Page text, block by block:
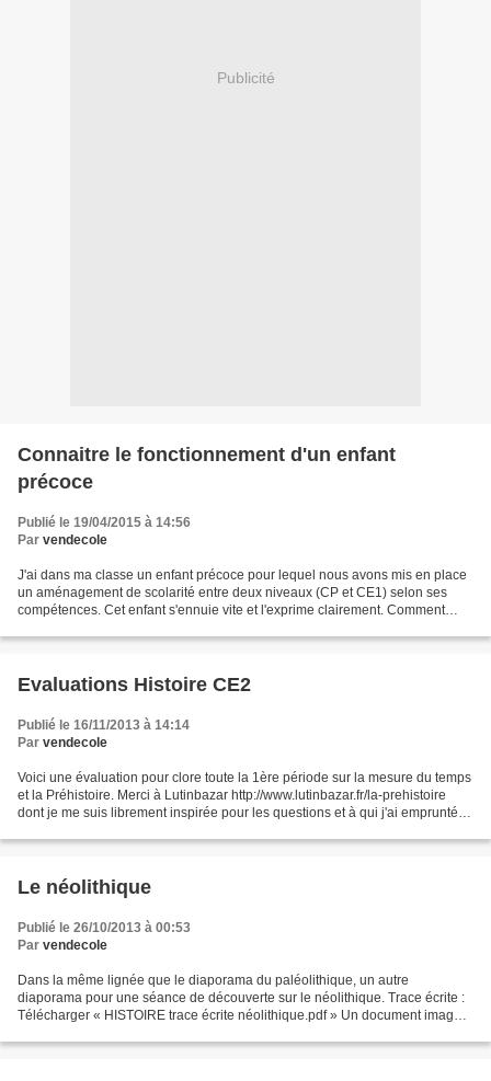
Publicité
Connaitre le fonctionnement d'un enfant
précoce
Publié le 19/04/2015 à 14:56
Par vendecole
J'ai dans ma classe un enfant précoce pour lequel nous avons mis en place
un aménagement de scolarité entre deux niveaux (CP et CE1) selon ses
compétences. Cet enfant s'ennuie vite et l'exprime clairement. Comment
Evaluations Histoire CE2
Publié le 16/11/2013 à 14:14
Par vendecole
Voici une évaluation pour clore toute la 1ère période sur la mesure du temps
et la Préhistoire. Merci à Lutinbazar http://www.lutinbazar.fr/la-prehistoire
dont je me suis librement inspirée pour les questions et à qui j'ai emprunté
Le néolithique
Publié le 26/10/2013 à 00:53
Par vendecole
Dans la même lignée que le diaporama du paléolithique, un autre
diaporama pour une séance de découverte sur le néolithique. Trace écrite :
Télécharger « HISTOIRE trace écrite néolithique.pdf » Un document images